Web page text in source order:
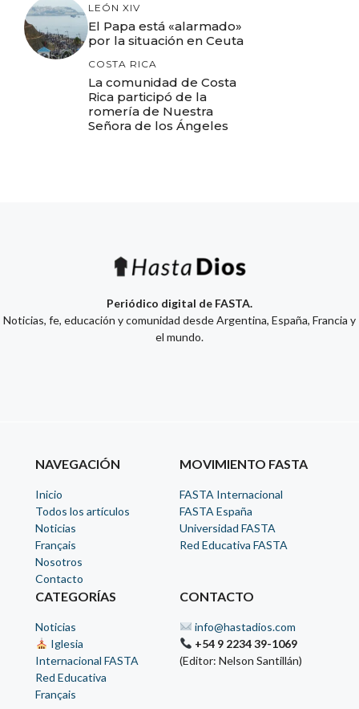
LEÓN XIV
El Papa está «alarmado»
por la situación en Ceuta
COSTA RICA
La comunidad de Costa
Rica participó de la
romería de Nuestra
Señora de los Ángeles
Periódico digital de FASTA.
Noticias, fe, educación y comunidad desde Argentina, España, Francia y
el mundo.
NAVEGACIÓN
Inicio
Todos los artículos
Noticias
Français
Nosotros
Contacto
MOVIMIENTO FASTA
FASTA Internacional
FASTA España
Universidad FASTA
Red Educativa FASTA
CATEGORÍAS
Noticias
Iglesia
Internacional FASTA
Red Educativa
Français
CONTACTO
info@hastadios.com
+54 9 2234 39-1069
(Editor: Nelson Santillán)